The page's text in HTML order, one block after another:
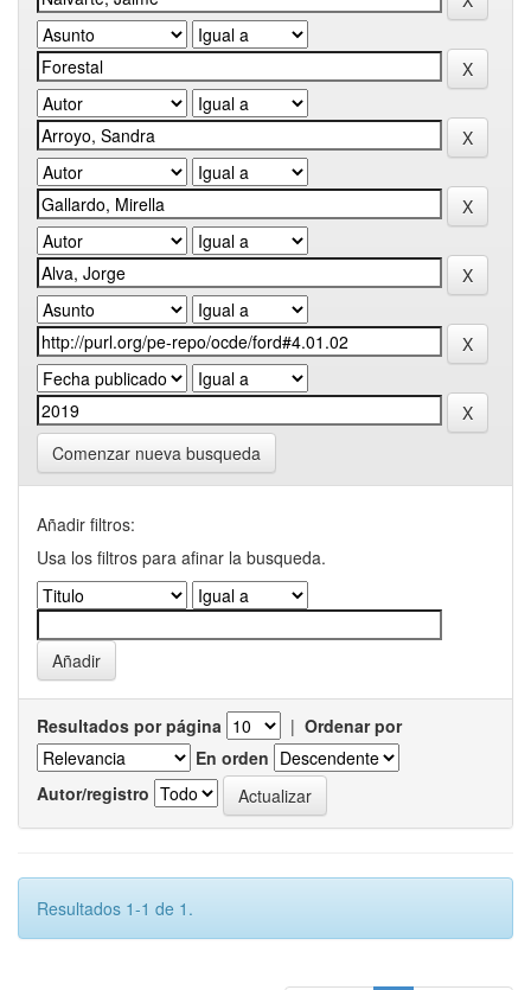
Comenzar nueva busqueda
Añadir filtros:
Usa los filtros para afinar la busqueda.
Resultados por página | Ordenar por
En orden
Autor/registro
Resultados 1-1 de 1.